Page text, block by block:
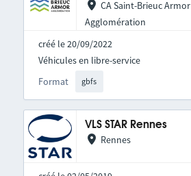
CA Saint-Brieuc Armor
Agglomération
créé le 20/09/2022
Format gbfs
Véhicules en libre-service
VLS STAR Rennes
Rennes